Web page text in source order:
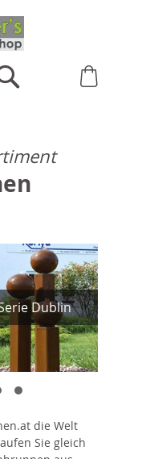
Dublin
die Welt
Sie gleich